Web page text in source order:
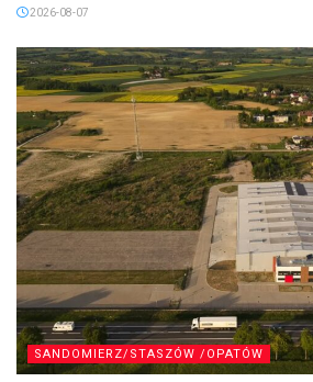
2026-08-07
SANDOMIERZ/STASZÓW /OPATÓW